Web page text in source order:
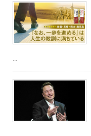
...